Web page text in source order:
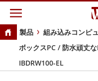
製品
組み込みコンピ
ボックスPC / 防水頑丈
IBDRW100-EL